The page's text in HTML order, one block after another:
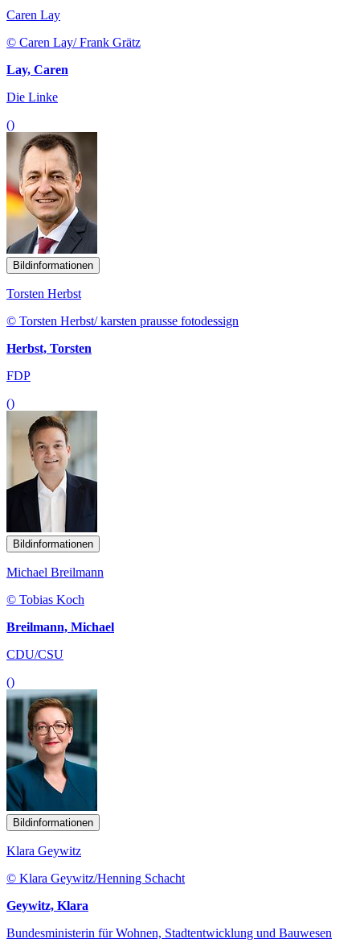
Caren Lay
© Caren Lay/ Frank Grätz
Lay, Caren
Die Linke
()
Bildinformationen
Torsten Herbst
© Torsten Herbst/ karsten prausse fotodessign
Herbst, Torsten
FDP
()
Bildinformationen
Michael Breilmann
© Tobias Koch
Breilmann, Michael
CDU/CSU
()
Bildinformationen
Klara Geywitz
© Klara Geywitz/Henning Schacht
Geywitz, Klara
Bundesministerin für Wohnen, Stadtentwicklung und Bauwesen